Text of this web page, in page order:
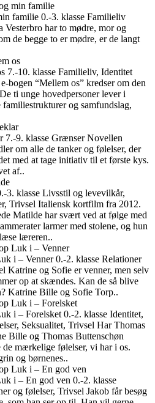
min familie
familie 0.-3. klasse Familieliv
Vesterbro har to mødre, mor og
de begge to er mødre, er de langt
os
7.-10. klasse Familieliv, Identitet
bogen “Mellem os” kredser om den
ti unge hovedpersoner lever i
og samfundslag,
7.-9. klasse Grænser Novellen
om alle de tanker og følelser, der
med at tage initiativ til et første kys.
af..
3. klasse Livsstil og levevilkår,
Trivsel Italiensk kortfilm fra 2012.
Matilde har svært ved at følge med
larmer med stolene, og hun
læreren..
Luk i – Venner
i – Venner 0.-2. klasse Relationer
Katrine og Sofie er venner, men selv
op at skændes. Kan de så blive
Katrine Bille og Sofie Torp..
Luk i – Forelsket
i – Forelsket 0.-2. klasse Identitet,
Seksualitet, Trivsel Har Thomas
Bille og Thomas Buttenschøn
mærkelige følelser, vi har i os.
og børnenes..
Luk i – En god ven
i – En god ven 0.-2. klasse
og følelser, Trivsel Jakob får besøg